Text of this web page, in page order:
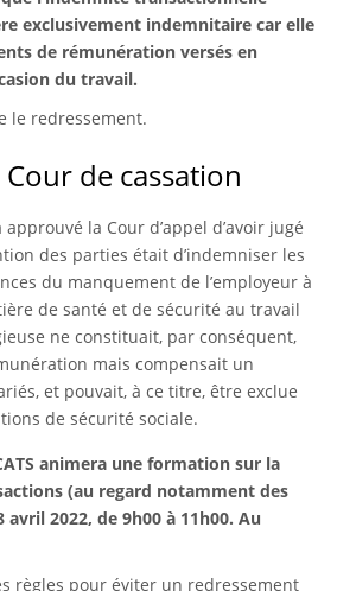
exclusivement indemnitaire car elle
de rémunération versés en
du travail.
le redressement.
de cassation
la Cour d’appel d’avoir jugé
des parties était d’indemniser les
du manquement de l’employeur à
de santé et de sécurité au travail
ne constituait, par conséquent,
mais compensait un
et pouvait, à ce titre, être exclue
de sécurité sociale.
animera une formation sur la
(au regard notamment des
avril 2022, de 9h00 à 11h00. Au
règles pour éviter un redressement